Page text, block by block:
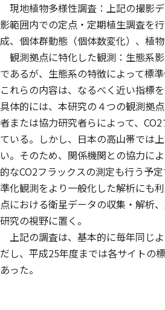
現地植物多様性調査：上記の撮影
影範囲内での定点・定期植生調査を
成、個体群動態（個体数変化）、植物
観測拠点に特化した観測：生態系
であるが、生態系の特徴によって標
これらの内容は、なるべく近い指標
具体的には、本研究の４つの観測拠
者または協力研究者らによって、
ている。しかし、日本の高山帯では
い。そのため、関係機関との協力に
的なCO2フラックスの測定も行う予
準化観測をより一般化した解析にも
点における衛星データの収集・解析
研究の視野に置く。
上記の調査は、基本的に毎年同じ
だし、平成25年度までは各サイトの
あった。